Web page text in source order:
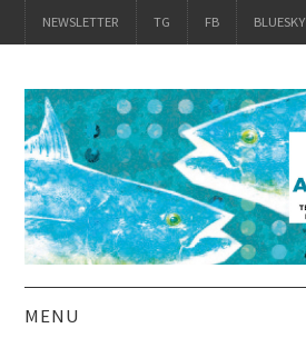
NEWSLETTER TG FB BLUESKY
MENU